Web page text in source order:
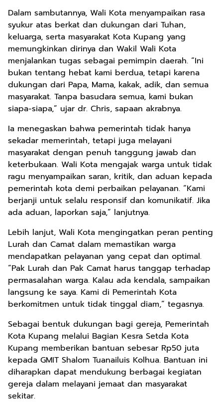
Dalam sambutannya, Wali Kota menyampaikan rasa
syukur atas berkat dan dukungan dari Tuhan,
keluarga, serta masyarakat Kota Kupang yang
memungkinkan dirinya dan Wakil Wali Kota
menjalankan tugas sebagai pemimpin daerah. “Ini
bukan tentang hebat kami berdua, tetapi karena
dukungan dari Papa, Mama, kakak, adik, dan semua
masyarakat. Tanpa basudara semua, kami bukan
siapa-siapa,” ujar dr. Chris, sapaan akrabnya.
Ia menegaskan bahwa pemerintah tidak hanya
sekadar memerintah, tetapi juga melayani
masyarakat dengan penuh tanggung jawab dan
keterbukaan. Wali Kota mengajak warga untuk tidak
ragu menyampaikan saran, kritik, dan aduan kepada
pemerintah kota demi perbaikan pelayanan. “Kami
berjanji untuk selalu responsif dan komunikatif. Jika
ada aduan, laporkan saja,” lanjutnya.
Lebih lanjut, Wali Kota mengingatkan peran penting
Lurah dan Camat dalam memastikan warga
mendapatkan pelayanan yang cepat dan optimal.
“Pak Lurah dan Pak Camat harus tanggap terhadap
permasalahan warga. Kalau ada kendala, sampaikan
langsung ke saya. Kami di Pemerintah Kota
berkomitmen untuk tidak tinggal diam,” tegasnya.
Sebagai bentuk dukungan bagi gereja, Pemerintah
Kota Kupang melalui Bagian Kesra Setda Kota
Kupang memberikan bantuan sebesar Rp50 juta
kepada GMIT Shalom Tuanailuis Kolhua. Bantuan ini
diharapkan dapat mendukung berbagai kegiatan
gereja dalam melayani jemaat dan masyarakat
sekitar.